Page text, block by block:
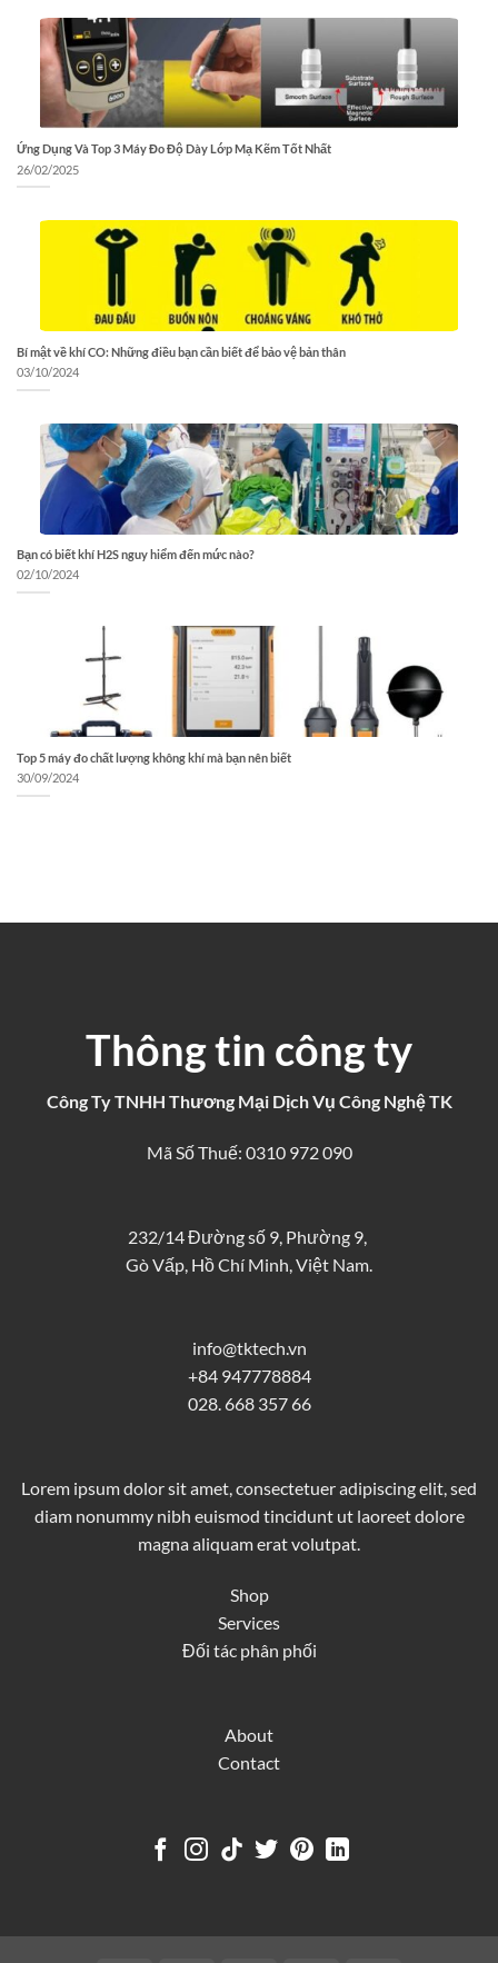
Ứng Dụng Và Top 3 Máy Đo Độ Dày Lớp Mạ Kẽm Tốt Nhất
26/02/2025
Bí mật về khí CO: Những điều bạn cần biết để bảo vệ bản thân
03/10/2024
Bạn có biết khí H2S nguy hiểm đến mức nào?
02/10/2024
Top 5 máy đo chất lượng không khí mà bạn nên biết
30/09/2024
Thông tin công ty
Công Ty TNHH Thương Mại Dịch Vụ Công Nghệ TK
Mã Số Thuế: 0310 972 090
232/14 Đường số 9, Phường 9,
Gò Vấp, Hồ Chí Minh, Việt Nam.
info@tktech.vn
+84 947778884
028. 668 357 66
Lorem ipsum dolor sit amet, consectetuer adipiscing elit, sed
diam nonummy nibh euismod tincidunt ut laoreet dolore
magna aliquam erat volutpat.
Shop
Services
Đối tác phân phối
About
Contact